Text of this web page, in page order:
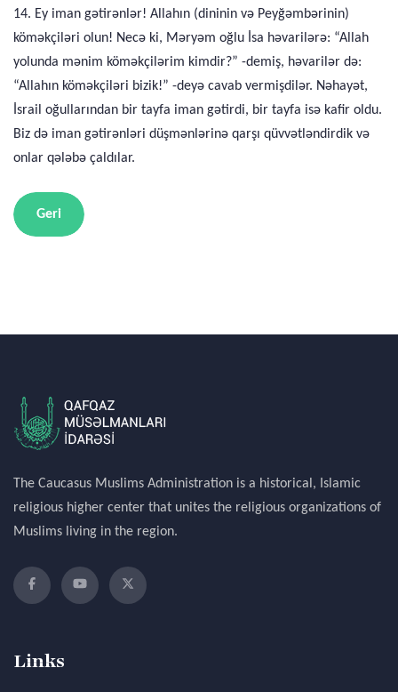
14. Ey iman gətirənlər! Allahın (dininin və Peyğəmbərinin)
köməkçiləri olun! Necə ki, Məryəm oğlu İsa həvarilərə: “Allah
yolunda mənim köməkçilərim kimdir?” -demiş, həvarilər də:
“Allahın köməkçiləri bizik!” -deyə cavab vermişdilər. Nəhayət,
İsrail oğullarından bir tayfa iman gətirdi, bir tayfa isə kafir oldu.
Biz də iman gətirənləri düşmənlərinə qarşı qüvvətləndirdik və
onlar qələbə çaldılar.
Geri
The Caucasus Muslims Administration is a historical, Islamic
religious higher center that unites the religious organizations of
Muslims living in the region.
Links